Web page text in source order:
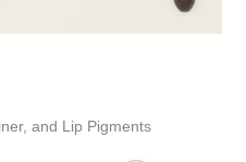
and Lip Pigments